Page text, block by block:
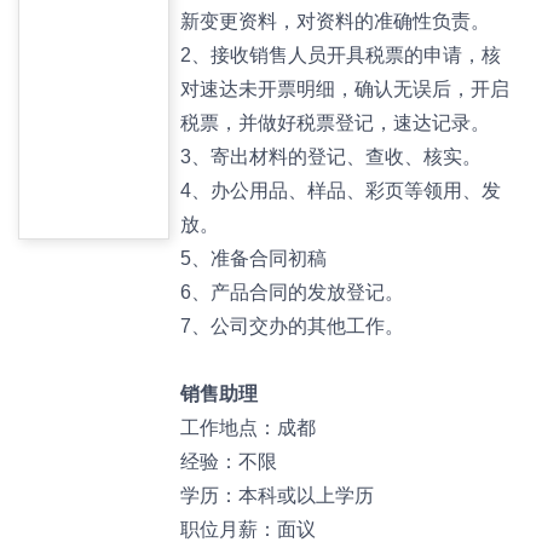
新变更资料，对资料的准确性负责。
2、接收销售人员开具税票的申请，核
对速达未开票明细，确认无误后，开启
税票，并做好税票登记，速达记录。
3、寄出材料的登记、查收、核实。
4、办公用品、样品、彩页等领用、发
放。
5、准备合同初稿
6、产品合同的发放登记。
7、公司交办的其他工作。
销售助理
工作地点：成都
经验：不限
学历：本科或以上学历
职位月薪：面议